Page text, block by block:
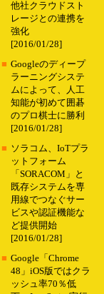
他社クラウドスト
レージとの連携を
強化
[2016/01/28]
■ Googleのディープ
ラーニングシステ
ムによって、人工
知能が初めて囲碁
のプロ棋士に勝利
[2016/01/28]
■ ソラコム、IoTプラ
ットフォーム
「SORACOM」と
既存システムを専
用線でつなぐサー
ビスや認証機能な
ど提供開始
[2016/01/28]
■ Google「Chrome
48」iOS版ではクラ
ッシュ率70％低